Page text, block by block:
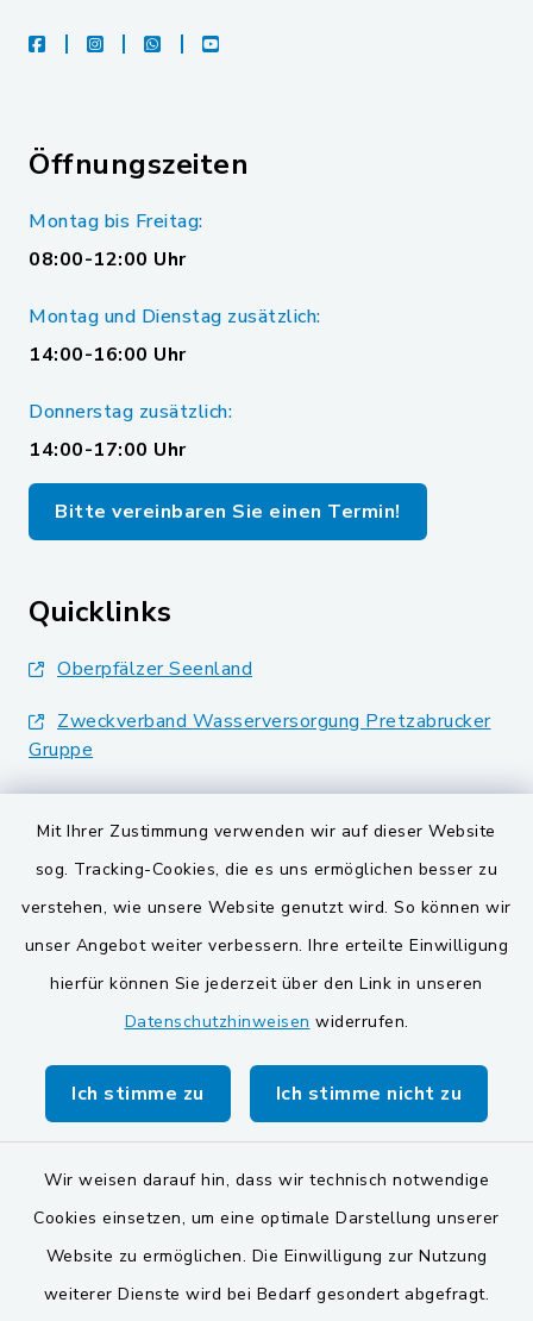
Mit Ihrer Zustimmung verwenden wir auf dieser Website
sog. Tracking-Cookies, die es uns ermöglichen besser zu
verstehen, wie unsere Website genutzt wird. So können wir
unser Angebot weiter verbessern. Ihre erteilte Einwilligung
hierfür können Sie jederzeit über den Link in unseren
Datenschutzhinweisen widerrufen.
Ich stimme zu Ich stimme nicht zu
Wir weisen darauf hin, dass wir technisch notwendige
Cookies einsetzen, um eine optimale Darstellung unserer
Website zu ermöglichen. Die Einwilligung zur Nutzung
weiterer Dienste wird bei Bedarf gesondert abgefragt.
facebookinstagramwhatsappyoutube
Öffnungszeiten
Montag bis Freitag:
08:00-12:00 Uhr
Montag und Dienstag zusätzlich:
14:00-16:00 Uhr
Donnerstag zusätzlich:
14:00-17:00 Uhr
Bitte vereinbaren Sie einen Termin!
Quicklinks
Oberpfälzer Seenland
Zweckverband Wasserversorgung Pretzabrucker
Gruppe
Landkreis Schwandorf
VG und Gemeinden
Gemeinde Schwarzach bei Nabburg
Gemeinde Stulln
Verwaltungsgemeinschaft Schwarzenfeld